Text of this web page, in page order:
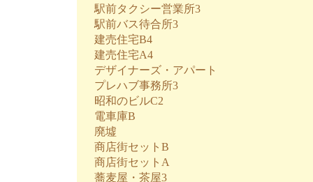
駅前タクシー営業所3
駅前バス待合所3
建売住宅B4
建売住宅A4
デザイナーズ・アパート
プレハブ事務所3
昭和のビルC2
電車庫B
廃墟
商店街セットB
商店街セットA
蕎麦屋・茶屋3